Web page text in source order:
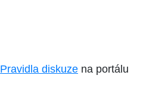
Pravidla diskuze na portálu